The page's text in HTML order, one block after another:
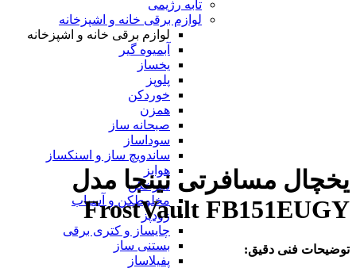
تابه رژیمی
لوازم برقی خانه و اشپزخانه
لوازم برقی خانه و اشپزخانه
آبمیوه گیر
یخساز
پلوپز
خوردکن
همزن
صبحانه ساز
سوداساز
ساندویچ ساز و اسنکساز
هواپز
سرخکن
مخلوطکن و آسیاب
زودپز
چایساز و کتری برقی
بستنی ساز
پفیلاساز
یخچال مسافرتی نینجا مدل
FrostVault FB151EUGY
توضیحات فنی دقیق: